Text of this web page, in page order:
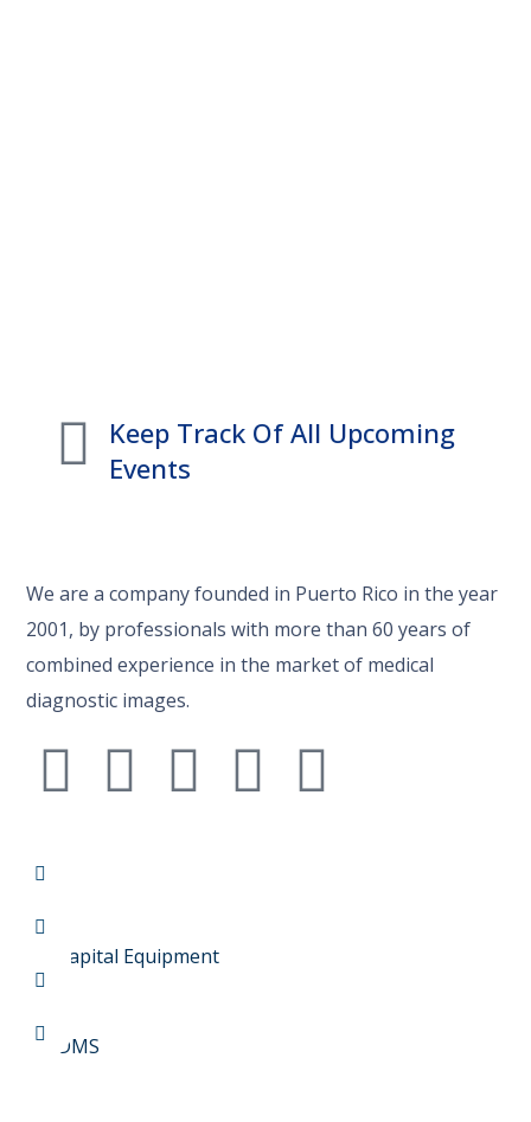
Keep Track Of All Upcoming
Events
We are a company founded in Puerto Rico in the year
2001, by professionals with more than 60 years of
combined experience in the market of medical
diagnostic images.
Capital Equipment
DMS